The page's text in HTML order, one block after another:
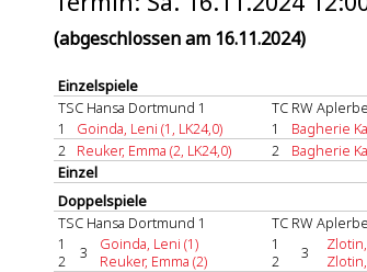
(abgeschlossen am 16.11.2024)
Einzelspiele
TSC Hansa Dortmund 1
TC RW
1
Goinda, Leni (1, LK24,0) 1 Bagherie
2
Reuker, Emma (2, LK24,0) 2 Bagherie
Einzel
Doppelspiele
TSC Hansa Dortmund 1
TC RW
1
2
3
Goinda, Leni (1)
Reuker, Emma (2)
1
2
3